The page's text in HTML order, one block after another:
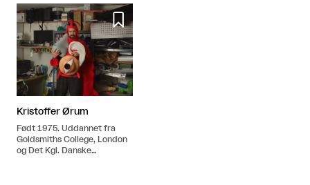

Kristoffer Ørum
Født 1975. Uddannet fra
Goldsmiths College, London
og Det Kgl. Danske